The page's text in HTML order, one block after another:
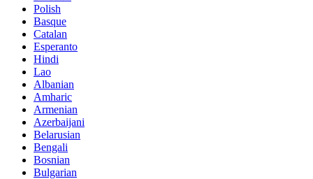
Polish
Basque
Catalan
Esperanto
Hindi
Lao
Albanian
Amharic
Armenian
Azerbaijani
Belarusian
Bengali
Bosnian
Bulgarian